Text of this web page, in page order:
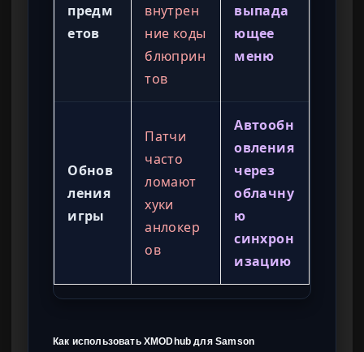
предм
етов
внутрен
ние коды
блюприн
тов
выпада
ющее
меню
Обнов
ления
игры
Патчи
часто
ломают
хуки
анлокер
ов
Автообн
овления
через
облачну
ю
синхрон
изацию
Как использовать XMODhub для Samson